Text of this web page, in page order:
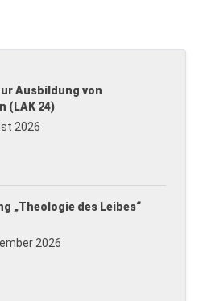
Ausbildung von
(LAK 24)
2026
„Theologie des Leibes“
2026